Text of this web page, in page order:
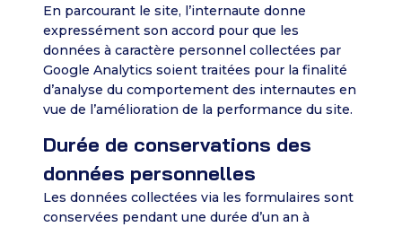
En parcourant le site, l’internaute donne
expressément son accord pour que les
données à caractère personnel collectées par
Google Analytics soient traitées pour la finalité
d’analyse du comportement des internautes en
vue de l’amélioration de la performance du site.
Durée de conservations des
données personnelles
Les données collectées via les formulaires sont
conservées pendant une durée d’un an à